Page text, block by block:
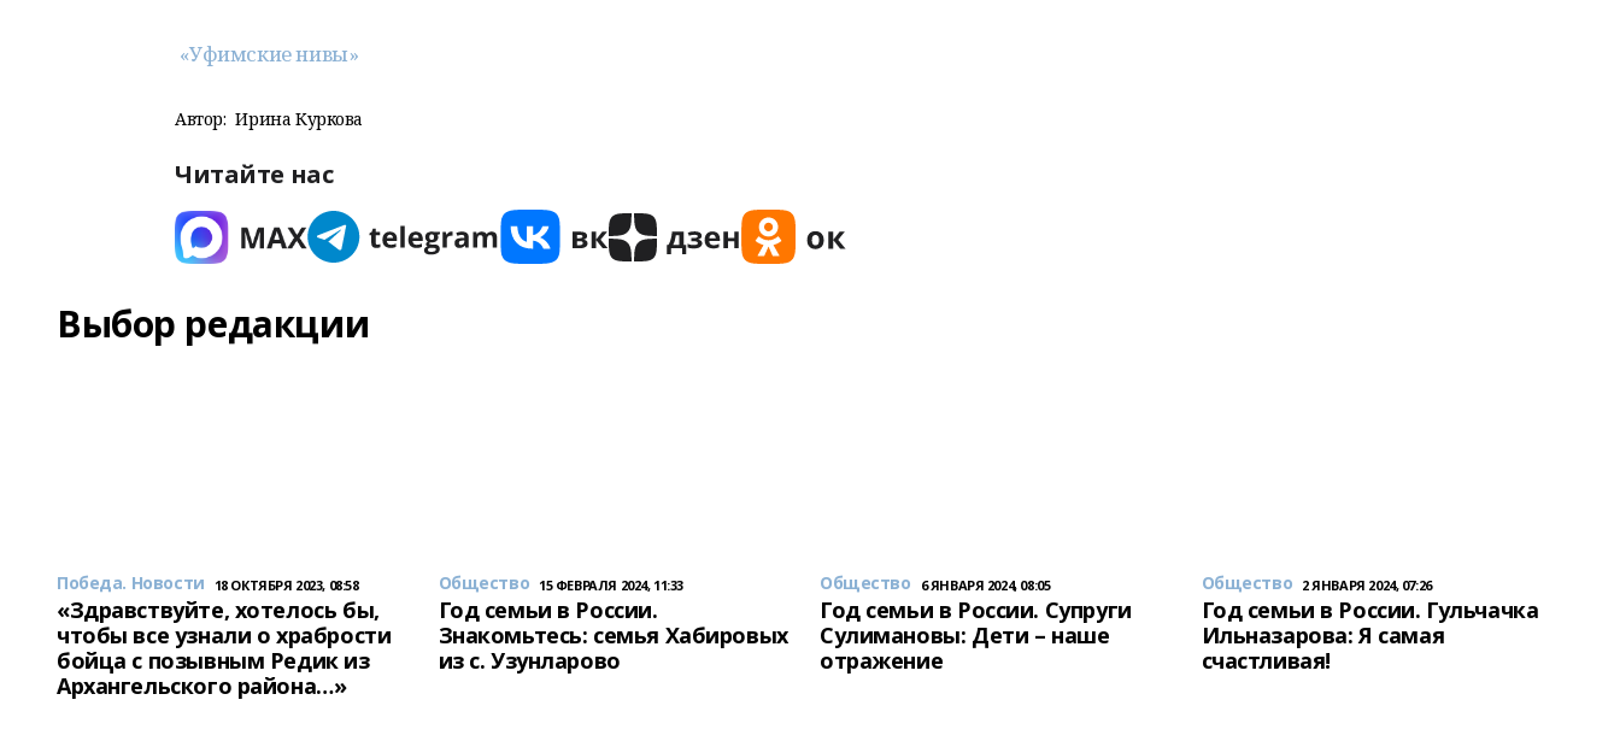
«Уфимские нивы»
Автор: Ирина Куркова
Читайте нас
Выбор редакции
Победа. Новости 18 ОКТЯБРЯ 2023, 08:58
«Здравствуйте, хотелось бы,
чтобы все узнали о храбрости
бойца с позывным Редик из
Архангельского района…»
Общество 15 ФЕВРАЛЯ 2024, 11:33
Год семьи в России.
Знакомьтесь: семья Хабировых
из с. Узунларово
Общество 6 ЯНВАРЯ 2024, 08:05
Год семьи в России. Супруги
Сулимановы: Дети – наше
отражение
Общество 2 ЯНВАРЯ 2024, 07:26
Год семьи в России. Гульчачка
Ильназарова: Я самая
счастливая!